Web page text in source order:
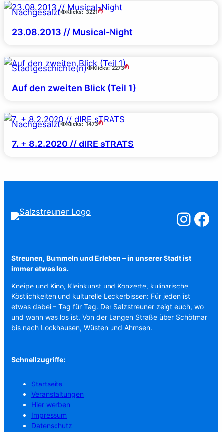
Nachgesalzt Klicks: 3221
23.08.2013 // Musical-Night
Stadtgeschichte(n) Klicks: 2273
Auf den zweiten Blick (Teil 1)
Nachgesalzt Klicks: 1473
7. + 8.2.2020 // dIRE sTRATS
Salzstreuner
Streunen, Bummeln und Erleben – in unserer Stadt ist
immer etwas los.
Kneipe und Kino, Kleinkunst und Konzerte, kulinarische
Köstlichkeiten und kulturelle Leckerbissen: Für jeden ist
etwas dabei – Tag für Tag. Der Salzstreuner zeigt euch, wo
und wann was los ist. Von der Langen Straße über Schötmar
bis nach Lockhausen, Wüsten und Ahmsen.
Schnellzugriffe:
Startseite
Veranstaltungen
Hier werben
Impressum
Datenschutz